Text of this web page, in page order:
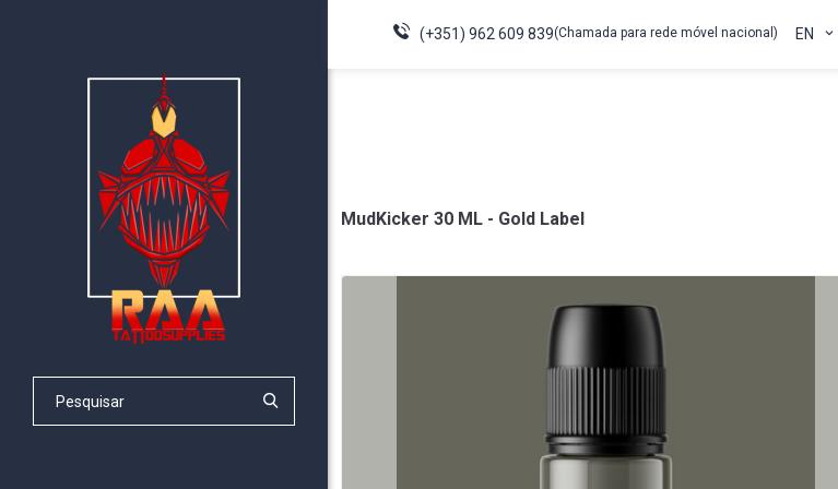
(+351) 962 609 839(Chamada para rede móvel nacional) EN
MudKicker 30 ML - Gold Label